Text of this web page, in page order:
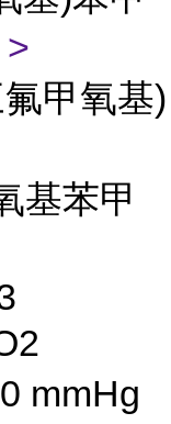
甲氧基)
基苯甲
mmHg